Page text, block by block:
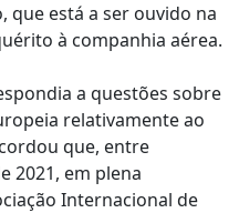
que está a ser ouvido na
à companhia aérea.
a questões sobre
relativamente ao
que, entre
2021, em plena
Internacional de